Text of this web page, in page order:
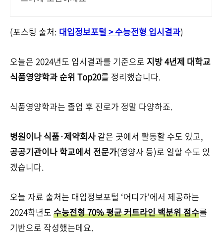
(포스팅 출처: 대입정보포털 > 수능전형 입시결과)
오늘은 2024년도 입시결과를 기준으로 지방 4년제 대학교
식품영양학과 순위 Top20를 정리했습니다.
식품영양학과는 졸업 후 진로가 정말 다양하죠.
병원이나 식품·제약회사 같은 곳에서 활동할 수도 있고,
공공기관이나 학교에서 전문가(영양사 등)로 일할 수도 있
겠습니다.
오늘 자료 출처는 대입정보포털 ‘어디가’에서 제공하는
2024학년도 수능전형 70% 평균 커트라인 백분위 점수를
기반으로 작성했는데요.